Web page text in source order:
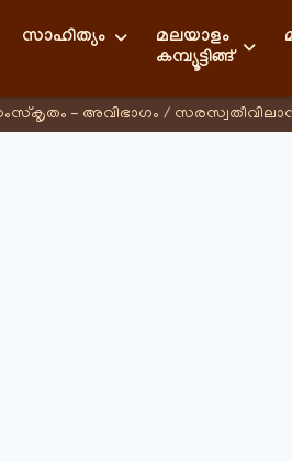
സാഹിത്യം
മലയാളം
കമ്പ്യൂട്ടിങ്ങ്
- അവിഭാഗം /